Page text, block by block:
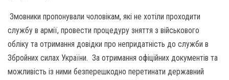
Змовники пропонували чоловікам, які не хотіли проходити
службу в армії, провести процедуру зняття з військового
обліку та отримання довідки про непридатність до служби в
Збройних силах України. За отримання офіційних документів та
можливість із ними безперешкодно перетинати державний